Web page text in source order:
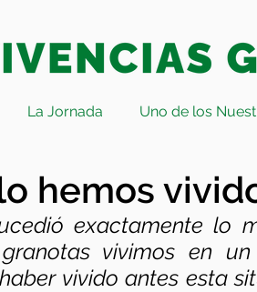
La Jornada Uno de los
hemos
exactamente lo
vivimos en
vivido antes esta